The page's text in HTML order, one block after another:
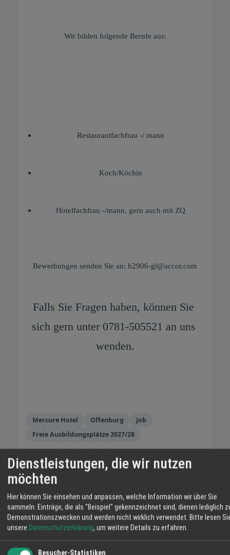
Wir bilden folgende Berufe aus:
Restaurantfachfrau -/ mann
Koch/Köchin
Hotelfachfrau -/mann, gern auch mit ZQ
Bewerbungen senden Sie an: h2906-gl@accor.com
Falls Sie Fragen haben, können Sie
sich gern unter 0781-505521 an uns
wenden.
Mercure Hotel Offenburg
Job
Freie Ausbildungsplätze 2027/28
TEILEN
MERCURE HOTEL Offenburg
Das Mercure Hotel in Offenburg am
Messeplatz ist in nur 5 Fahrminuten von der
Dank der verkehrsgünstigen Lage und der
Dienstleistungen, die wir nutzen
möchten
Hier können Sie einsehen und anpassen, welche Information wir über Sie
sammeln. Einträge, die als "Beispiel" gekennzeichnet sind, dienen lediglich
Demonstrationszwecken und werden nicht wirklich verwendet. Bitte lesen
unsere Datenschutzerklärung, um weitere Details zu erfahren.
Besucher-Statistiken